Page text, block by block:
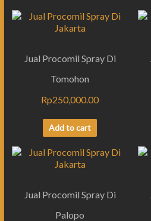
Jual Procomil Spray Di
Tomohon
Rp250,000.00
Add to cart
Jual Procomil Spray Di
Palopo